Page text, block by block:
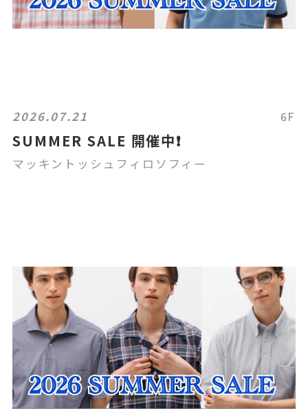
2026.07.21 6F
SUMMER SALE 開催中❗️
マッキントッシュフィロソフィー